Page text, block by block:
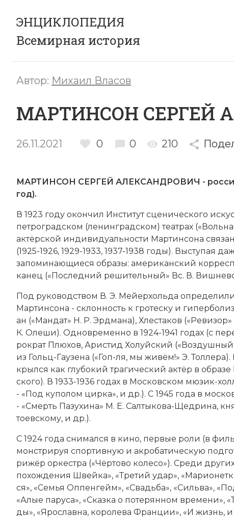
ЭНЦИКЛОПЕДИЯ
Всемирная история
Автор: Михаил Власов
МАРТИНСОН СЕРГЕЙ
26.11.2021 0 0 210
МАРТИНСОН СЕРГЕЙ АЛЕКСАНДРОВИЧ -
год).
В 1923 году окон­чил Институт сце­нического
пет­роградском (ле­нинградском) те­ат­рах
ак­тёр­ской ин­ди­ви­ду­аль­но­сти Мартинсона
(1925-1926, 1929-1933, 1937-1938 годы). Вы­сту­пая
за­по­ми­наю­щие­ся об­ра­зы: американский
ка­нец («По­след­ний ре­ши­тель­ный» Вс. В.
Под руководством В. Э. Мей­ер­холь­да
Мартинсона - склон­ность к гро­те­ску и
ан («Ман­дат» Н. Р. Эрд­ма­на), Хле­ста­ков («Ре­ви­зор»
К. Оле­ши). Од­но­вре­мен­но в 1924-1941 годах (с
ро­крат Плю­хов, Ари­стид Хо­луй­ский
из Гольц-Гау­зе­на («Гоп-ля, мы жи­вём!» Э.
крыл­ся как глу­бо­кий тра­гический ак­тёр в
ско­го). В 1933-1936 годах в Московском мю­зик-
- «Под ку­по­лом цир­ка», и др.). С 1945 года в
- «Смерть Па­зу­хи­на» М. Е. Сал­ты­ко­ва-Щед­ри­на,
то­ев­ско­му, и др.).
С 1924 года сни­мал­ся в ки­но, пер­вые ро­ли (в
мон­ст­ри­руя спор­тив­ную и ак­ро­ба­тическую
ри­жёр ор­ке­ст­ра («Чёр­то­во ко­ле­со»). Сре­ди
по­хо­ж­де­ния Швей­ка», «Тре­тий удар»,
ся», «Се­мья Оп­пен­гейм», «Свадь­ба», «Силь­ва»,
«Алые па­ру­са», «Сказ­ка о по­те­рян­ном вре­ме­ни»,
ды», «Яро­слав­на, ко­ро­ле­ва Фран­ции», «И жизнь,